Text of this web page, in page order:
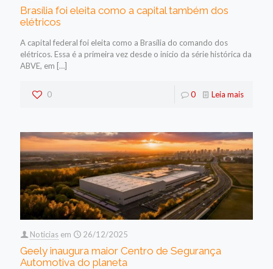
Brasília foi eleita como a capital também dos
elétricos
A capital federal foi eleita como a Brasília do comando dos
elétricos. Essa é a primeira vez desde o início da série histórica da
ABVE, em […]
0 0 Leia mais
Noticias em 26/12/2025
Geely inaugura maior Centro de Segurança
Automotiva do planeta